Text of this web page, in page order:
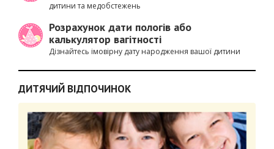
дитини та медобстежень
Розрахунок дати пологів або
калькулятор вагітності
Дізнайтесь імовірну дату народження вашої дитини
ДИТЯЧИЙ ВІДПОЧИНОК